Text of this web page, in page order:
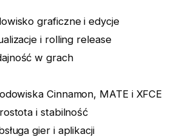
graficzne i edycje
i rolling release
w grach
Cinnamon, MATE i XFCE
i stabilność
gier i aplikacji